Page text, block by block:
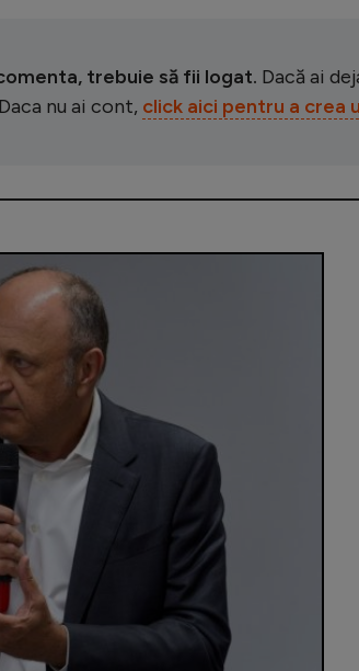
trebuie să fii logat. Dacă ai
nu ai cont, click aici pentru a crea